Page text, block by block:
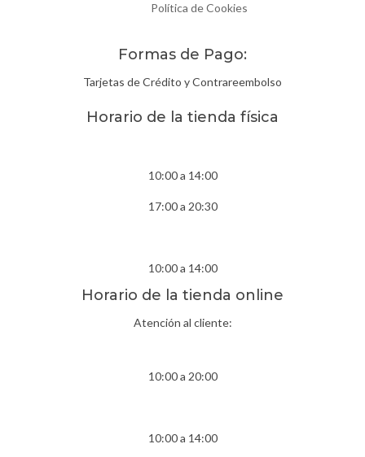
Política de Cookies
Formas de Pago:
Tarjetas de Crédito y Contrareembolso
Horario de la tienda física
10:00 a 14:00
17:00 a 20:30
10:00 a 14:00
Horario de la tienda online
Atención al cliente:
10:00 a 20:00
10:00 a 14:00